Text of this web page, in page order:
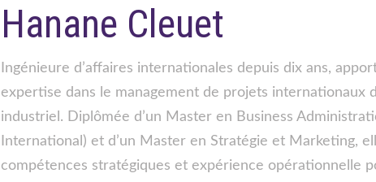
Hanane Cleuet
Ingénieure d’affaires internationales depuis dix ans,
expertise dans le management de projets internationaux
industriel. Diplômée d’un Master en Business
International) et d’un Master en Stratégie et Marketing,
compétences stratégiques et expérience opérationnelle